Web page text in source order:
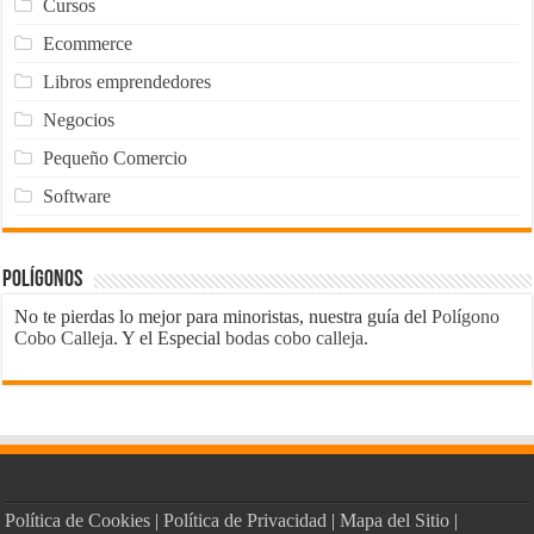
Cursos
Ecommerce
Libros emprendedores
Negocios
Pequeño Comercio
Software
Polígonos
No te pierdas lo mejor para minoristas, nuestra guía delPolígono
Cobo Calleja. Y el Especialbodas cobo calleja.
Política de Cookies |Política de Privacidad |Mapa del Sitio |